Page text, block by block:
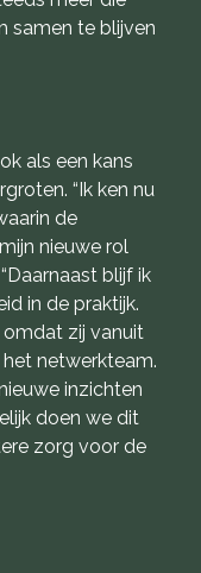
samen te blijven
als een kans
“Ik ken nu
de
nieuwe rol
blijf ik
in de praktijk.
zij vanuit
netwerkteam.
inzichten
doen we dit
zorg voor de